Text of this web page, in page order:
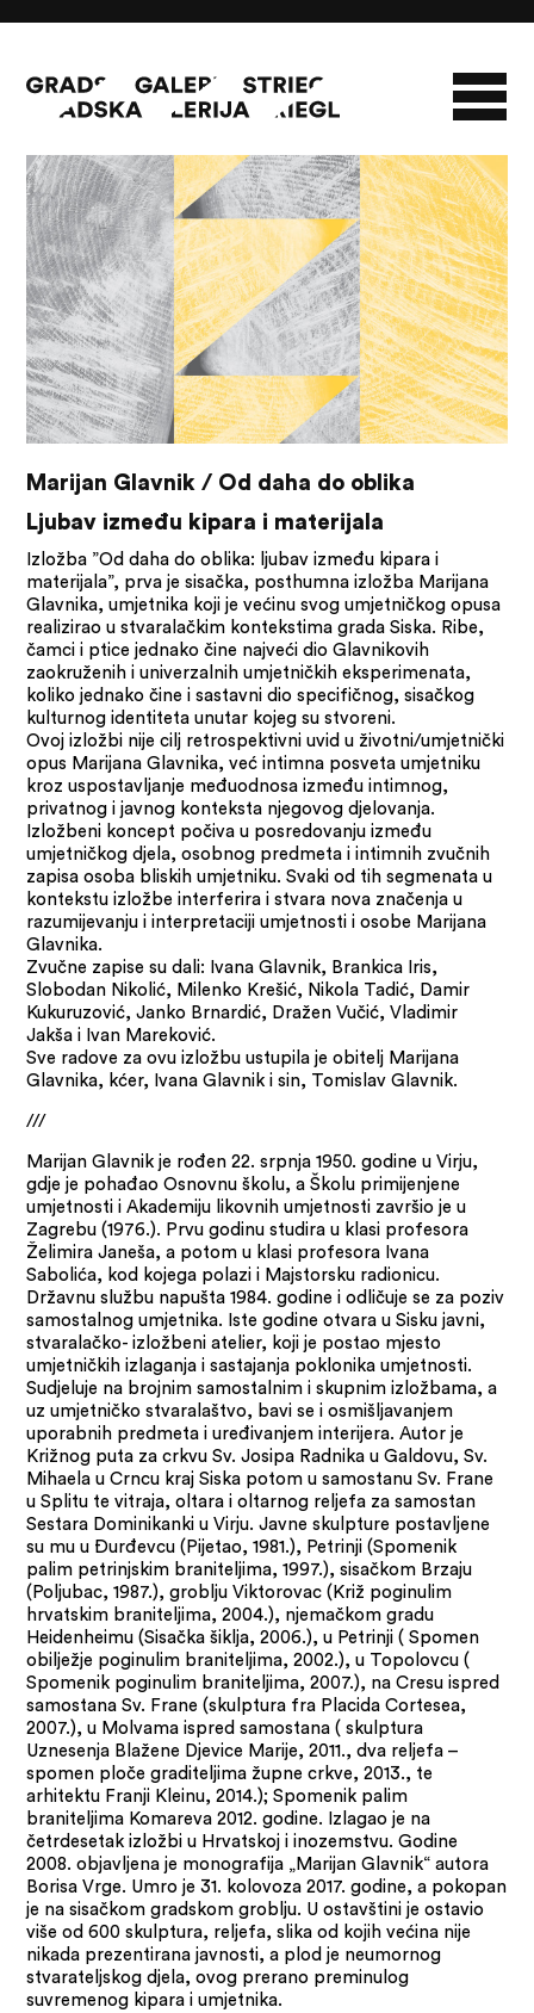
NOVOSTI
O GALERIJI
INFO
SLAVO STRIEGL
ZBIRKA STRIEGL LIKOVNA ZBIRKA
PUBLIKACIJE DOKUMENTI
Marijan Glavnik / Od daha do oblika
Ljubav između kipara i materijala
Izložba ”Od daha do oblika: ljubav između kipara i
materijala”, prva je sisačka, posthumna izložba Marijana
Glavnika, umjetnika koji je većinu svog umjetničkog opusa
realizirao u stvaralačkim kontekstima grada Siska. Ribe,
čamci i ptice jednako čine najveći dio Glavnikovih
zaokruženih i univerzalnih umjetničkih eksperimenata,
koliko jednako čine i sastavni dio specifičnog, sisačkog
kulturnog identiteta unutar kojeg su stvoreni.
Ovoj izložbi nije cilj retrospektivni uvid u životni/umjetnički
opus Marijana Glavnika, već intimna posveta umjetniku
kroz uspostavljanje međuodnosa između intimnog,
privatnog i javnog konteksta njegovog djelovanja.
Izložbeni koncept počiva u posredovanju između
umjetničkog djela, osobnog predmeta i intimnih zvučnih
zapisa osoba bliskih umjetniku. Svaki od tih segmenata u
kontekstu izložbe interferira i stvara nova značenja u
razumijevanju i interpretaciji umjetnosti i osobe Marijana
Glavnika.
Zvučne zapise su dali: Ivana Glavnik, Brankica Iris,
Slobodan Nikolić, Milenko Krešić, Nikola Tadić, Damir
Kukuruzović, Janko Brnardić, Dražen Vučić, Vladimir
Jakša i Ivan Mareković.
Sve radove za ovu izložbu ustupila je obitelj Marijana
Glavnika, kćer, Ivana Glavnik i sin, Tomislav Glavnik.
///
Marijan Glavnik je rođen 22. srpnja 1950. godine u Virju,
gdje je pohađao Osnovnu školu, a Školu primijenjene
umjetnosti i Akademiju likovnih umjetnosti završio je u
Zagrebu (1976.). Prvu godinu studira u klasi profesora
Želimira Janeša, a potom u klasi profesora Ivana
Sabolića, kod kojega polazi i Majstorsku radionicu.
Državnu službu napušta 1984. godine i odličuje se za poziv
samostalnog umjetnika. Iste godine otvara u Sisku javni,
stvaralačko- izložbeni atelier, koji je postao mjesto
umjetničkih izlaganja i sastajanja poklonika umjetnosti.
Sudjeluje na brojnim samostalnim i skupnim izložbama, a
uz umjetničko stvaralaštvo, bavi se i osmišljavanjem
uporabnih predmeta i uređivanjem interijera. Autor je
Križnog puta za crkvu Sv. Josipa Radnika u Galdovu, Sv.
Mihaela u Crncu kraj Siska potom u samostanu Sv. Frane
u Splitu te vitraja, oltara i oltarnog reljefa za samostan
Sestara Dominikanki u Virju. Javne skulpture postavljene
su mu u Đurđevcu (Pijetao, 1981.), Petrinji (Spomenik
palim petrinjskim braniteljima, 1997.), sisačkom Brzaju
(Poljubac, 1987.), groblju Viktorovac (Križ poginulim
hrvatskim braniteljima, 2004.), njemačkom gradu
Heidenheimu (Sisačka šiklja, 2006.), u Petrinji ( Spomen
obilježje poginulim braniteljima, 2002.), u Topolovcu (
Spomenik poginulim braniteljima, 2007.), na Cresu ispred
samostana Sv. Frane (skulptura fra Placida Cortesea,
2007.), u Molvama ispred samostana ( skulptura
Uznesenja Blažene Djevice Marije, 2011., dva reljefa –
spomen ploče graditeljima župne crkve, 2013., te
arhitektu Franji Kleinu, 2014.); Spomenik palim
braniteljima Komareva 2012. godine. Izlagao je na
četrdesetak izložbi u Hrvatskoj i inozemstvu. Godine
2008. objavljena je monografija „Marijan Glavnik“ autora
Borisa Vrge. Umro je 31. kolovoza 2017. godine, a pokopan
je na sisačkom gradskom groblju. U ostavštini je ostavio
više od 600 skulptura, reljefa, slika od kojih većina nije
nikada prezentirana javnosti, a plod je neumornog
stvarateljskog djela, ovog prerano preminulog
suvremenog kipara i umjetnika.